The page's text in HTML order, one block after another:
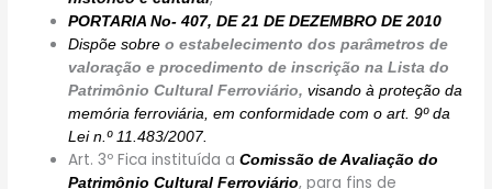
PORTARIA No- 407, DE 21 DE DEZEMBRO DE 2010
Dispõe sobreo estabelecimento dos parâmetros de
valoração e procedimento de inscrição na Lista do
Patrimônio Cultural Ferroviário, visando à proteção da
memória ferroviária, em conformidade com o art. 9º da
Lei n.º 11.483/2007.
Art. 3º Fica instituída aComissão de Avaliação do
Patrimônio Cultural Ferroviário, para fins de